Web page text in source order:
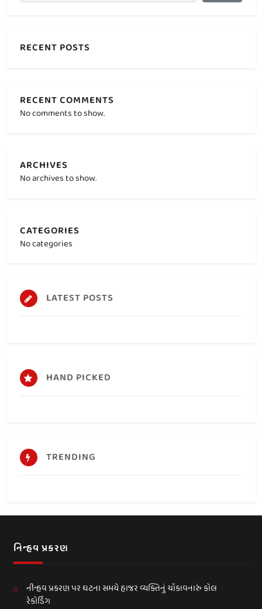
RECENT POSTS
RECENT COMMENTS
No comments to show.
ARCHIVES
No archives to show.
CATEGORIES
No categories
LATEST POSTS
HAND PICKED
TRENDING
નિન્હવ પ્રકરણ
નીન્હવ પ્રકરણ પર ઘટના સમયે હાજર વ્યક્તિનું ચોંકાવનારું કોલ
રેકોર્ડિંગ